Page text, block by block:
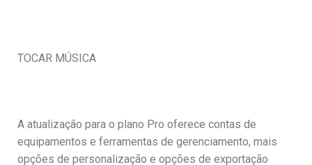
TOCAR MÚSICA
A atualização para o plano Pro oferece contas de
equipamentos e ferramentas de gerenciamento, mais
opções de personalização e opções de exportação